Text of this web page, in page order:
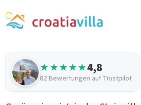
★★★★★4,8
82 Bewertungen auf Trustpilot